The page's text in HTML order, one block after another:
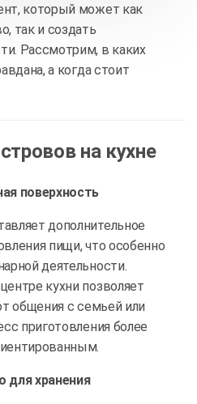
который может как
так и создать
Рассмотрим, в каких
а когда стоит
на кухне
поверхность
дополнительное
пищи, что особенно
деятельности.
кухни позволяет
общения с семьей или
приготовления более
для хранения